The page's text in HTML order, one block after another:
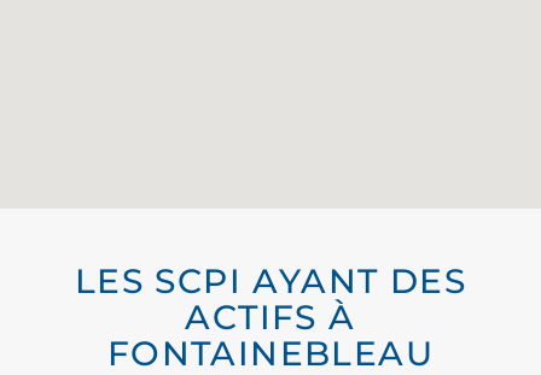
LES SCPI AYANT DES
ACTIFS À
FONTAINEBLEAU